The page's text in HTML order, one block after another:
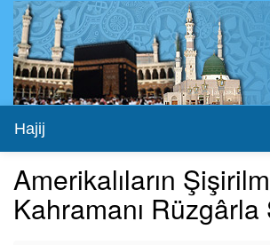
Hajij
Amerikalıların
Kahramanı